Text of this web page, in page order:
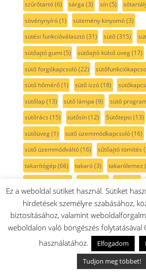
szűrőtartó(6) sárga (3) sín(5)
sövénynyíró(1) sütemény kinyomó(3)
sütési funkcióválasztó(31) sütő(315)
sütőajtó gumi (5) sütőajtó külső üveg(17)
sütő forgókapcsoló(22)
sütő hőmérő(1) sütő izzó(18)
sütőlap(13) sütő lámpa (9) sütő
sütőrács (15) sütősín(12) Sütőtepsi (13)
sütőüveg(1) sütő üzemmódkapcsoló(16)
sütő üzemmódváltó(16) sűtőajtó tömítés
takarítógép(66) takaró(3) takarólemez
tartozéktáska(2) tartály(82) tartó(16)
tejtartó(8) tekercs(2) tekercsfedél(1)
teleszkópos sütősín(12) teljesítmény
tengely(17) tepsi (35) tepsi fedél(3)
termosztát(18) tető(20)
Ez a weboldal sütiket használ. Sütiket
hirdetések személyre szabásához,
biztosításához, valamint
weboldalon való böngészés folytatásával
használatához.
Elfogadom
Tudjon meg többet!